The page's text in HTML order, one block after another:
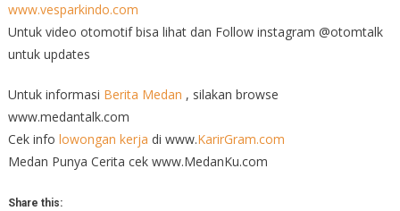
www.vesparkindo.com
Untuk video otomotif bisa lihat dan Follow instagram @otomtalk
untuk updates
Untuk informasi Berita Medan , silakan browse
www.medantalk.com
Cek info lowongan kerja di www.KarirGram.com
Medan Punya Cerita cek www.MedanKu.com
Share this: